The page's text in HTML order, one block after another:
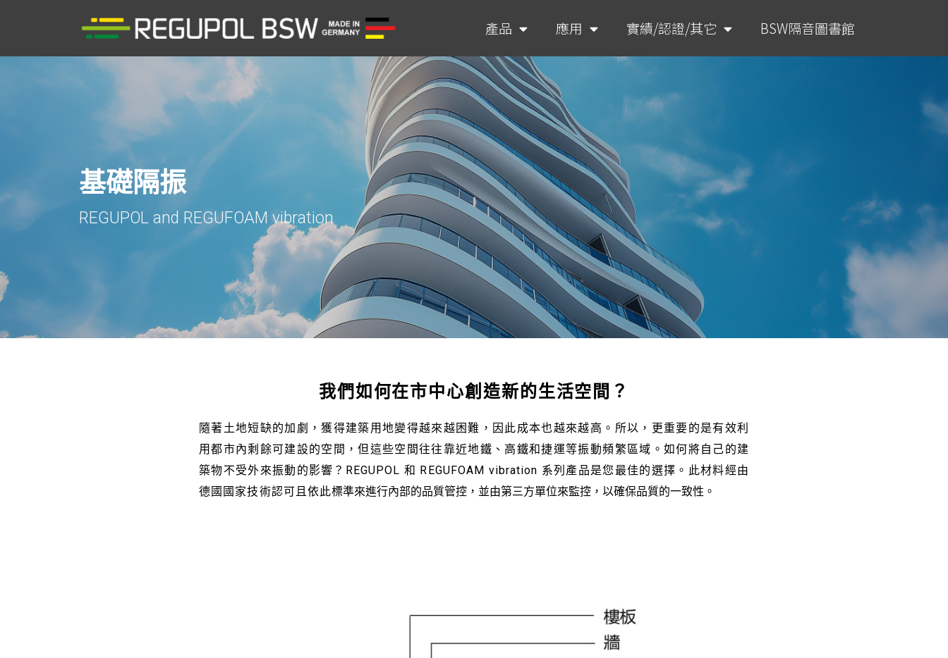
產品 應用 實績/認證/其它 BSW隔音圖書館
基礎隔振
REGUPOL and REGUFOAM vibration
我們如何在市中心創造新的生活空間？
隨著土地短缺的加劇，獲得建築用地變得越來越困難，因此成本也越來越高。所以，更重要的是有效利
用都市內剩餘可建設的空間，但這些空間往往靠近地鐵、高鐵和捷運等振動頻繁區域。如何將自己的建
築物不受外來振動的影響？REGUPOL 和 REGUFOAM vibration 系列產品是您最佳的選擇。此材料經由
德國國家技術認可且依此標準來進行內部的品質管控，並由第三方單位來監控，以確保品質的一致性。